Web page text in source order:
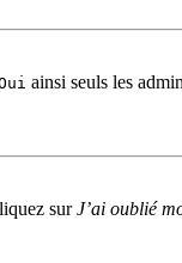
ainsi seuls les
surJ’ai oublié